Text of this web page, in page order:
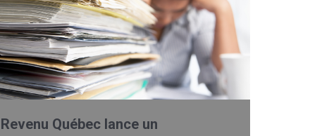
Revenu Québec lance un